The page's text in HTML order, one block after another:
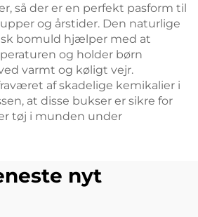
så der er en perfekt pasform til
og årstider. Den naturlige
bomuld hjælper med at
og holder børn
varmt og køligt vejr.
af skadelige kemikalier i
at disse bukser er sikre for
tøj i munden under
nyt